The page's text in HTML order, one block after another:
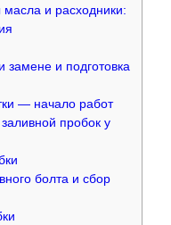
и расходники:
замене и подготовка
— начало работ
пробок у
болта и сбор